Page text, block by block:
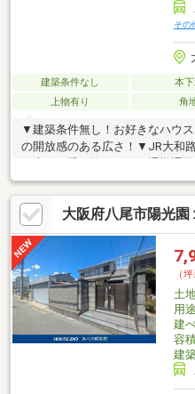
その
建築条件なし 本
上物有り
角
▼建築条件無し！お好きなハウ
の開放感のある広さ！▼JR大和
王寺まで乗り換え不要！通勤通
で徒歩約7分！お子様の通学も
実！▼周辺環境グルメシティ八
八尾市植松店 徒歩約6分ファミ
約4分セブンイレブン八尾太子
イムス八尾南植松店 徒歩約5分
鋼板2階建て延床面積：約
有無調査中
大阪府八尾市陽光園
（
土
用
建
容
建